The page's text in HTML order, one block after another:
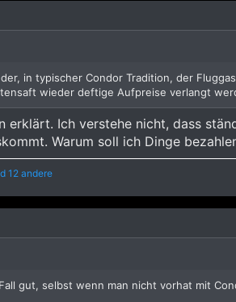
in typischer Condor Tradition, der
wieder deftige Aufpreise verlangt
erklärt. Ich verstehe nicht, dass
Warum soll ich Dinge
12 andere
gut, selbst wenn man nicht vorhat mit